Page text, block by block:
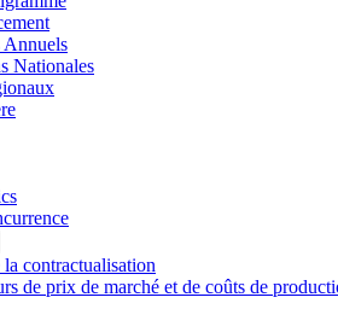
Annuels
Nationales
contractualisation
de prix de marché et de coûts de